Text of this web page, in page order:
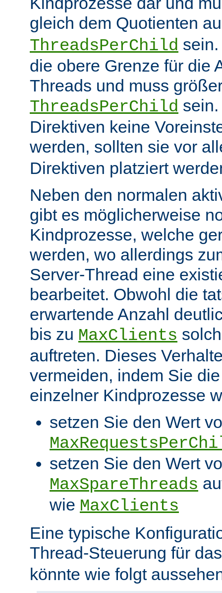
gleich dem Quotienten
ThreadsPerChild
die obere Grenze für die
Threads und muss
ThreadsPerChild
Direktiven keine
werden, sollten sie vor
Direktiven platziert
Neben den normalen
gibt es möglicherweise
Kindprozesse, welche
werden, wo allerdings
Server-Thread eine
bearbeitet. Obwohl die
erwartende Anzahl
bis zu MaxClients
auftreten. Dieses
vermeiden, indem Sie
einzelner Kindprozesse
setzen Sie den Wert
setzen Sie den Wert
MaxSpareThreads
wie MaxClients
Eine typische
Thread-Steuerung für
könnte wie folgt